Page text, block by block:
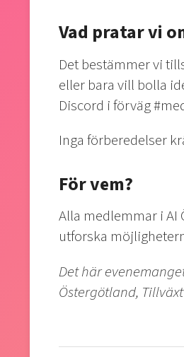
Vad pratar vi
Det bestämmer vi
eller bara vill bolla
Discord i förväg
Inga förberedelser
För vem?
Alla medlemmar i AI
utforska
Det här
Östergötland,